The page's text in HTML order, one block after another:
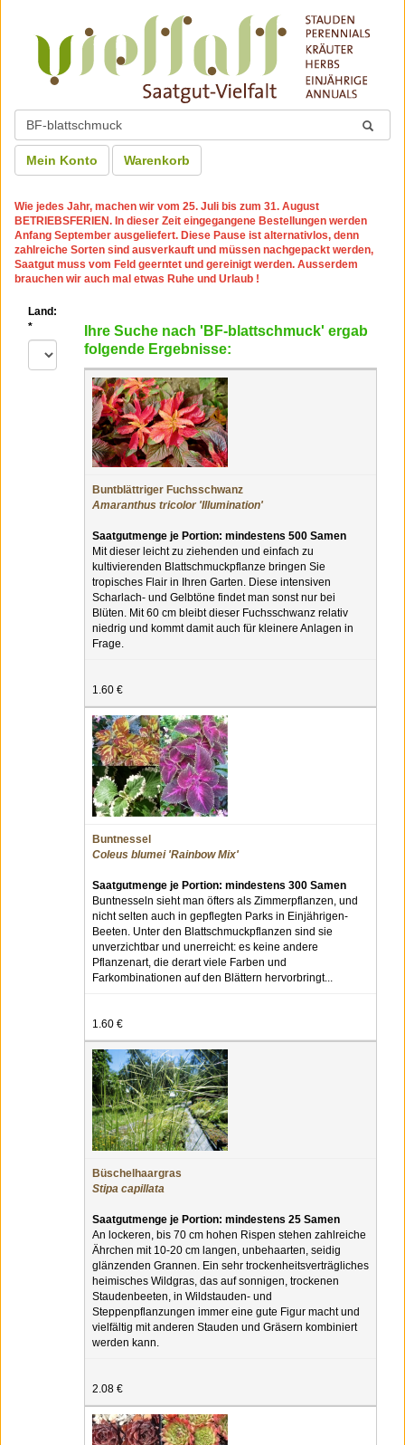
Mein Konto Warenkorb
Wie jedes Jahr, machen wir vom 25. Juli bis zum 31. August
BETRIEBSFERIEN. In dieser Zeit eingegangene Bestellungen werden
Anfang September ausgeliefert. Diese Pause ist alternativlos, denn
zahlreiche Sorten sind ausverkauft und müssen nachgepackt werden,
Saatgut muss vom Feld geerntet und gereinigt werden. Ausserdem
brauchen wir auch mal etwas Ruhe und Urlaub !
Land:
*
Ihre Suche nach 'BF-blattschmuck' ergab
folgende Ergebnisse:
Buntblättriger Fuchsschwanz
Amaranthus tricolor 'Illumination'
Saatgutmenge je Portion: mindestens 500 Samen
Mit dieser leicht zu ziehenden und einfach zu
kultivierenden Blattschmuckpflanze bringen Sie
tropisches Flair in Ihren Garten. Diese intensiven
Scharlach- und Gelbtöne findet man sonst nur bei
Blüten. Mit 60 cm bleibt dieser Fuchsschwanz relativ
niedrig und kommt damit auch für kleinere Anlagen in
Frage.
1.60 €
Buntnessel
Coleus blumei 'Rainbow Mix'
Saatgutmenge je Portion: mindestens 300 Samen
Buntnesseln sieht man öfters als Zimmerpflanzen, und
nicht selten auch in gepflegten Parks in Einjährigen-
Beeten. Unter den Blattschmuckpflanzen sind sie
unverzichtbar und unerreicht: es keine andere
Pflanzenart, die derart viele Farben und
Farkombinationen auf den Blättern hervorbringt...
1.60 €
Büschelhaargras
Stipa capillata
Saatgutmenge je Portion: mindestens 25 Samen
An lockeren, bis 70 cm hohen Rispen stehen zahlreiche
Ährchen mit 10-20 cm langen, unbehaarten, seidig
glänzenden Grannen. Ein sehr trockenheitsverträgliches
heimisches Wildgras, das auf sonnigen, trockenen
Staudenbeeten, in Wildstauden- und
Steppenpflanzungen immer eine gute Figur macht und
vielfältig mit anderen Stauden und Gräsern kombiniert
werden kann.
2.08 €